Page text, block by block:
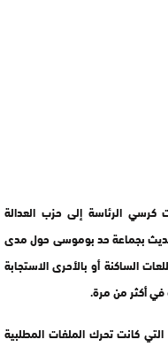
كرسي الرئاسة إلى حزب العدالة
بجماعة حد بوموسى حول مدى
الساكنة أو بالأحرى الاستجابة
في أكثر من مرة.
كانت تحرك الملفات المطلبية